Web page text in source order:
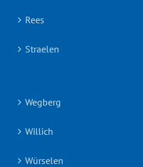
Rees
Straelen
Wegberg
Willich
Würselen